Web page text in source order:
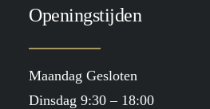
Openingstijden
Maandag Gesloten
Dinsdag 9:30 – 18:00